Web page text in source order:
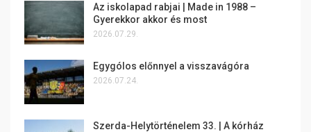
Az iskolapad rabjai | Made in 1988 –
Gyerekkor akkor és most
2026.07.29.
Egygólos előnnyel a visszavágóra
2026.07.24.
Szerda-Helytörténelem 33. | A kórház